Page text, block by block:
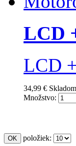
LCD
LCD
34,99 € Skladom
Množstvo:
položiek: